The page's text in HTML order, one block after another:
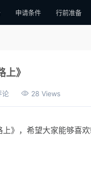
申请条件 行前准备
》
论 28 Views
》，希望大家能够喜欢!